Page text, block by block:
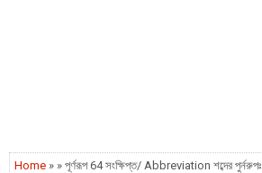
Home » » পূর্ণরূপ 64 সংক্ষিপ্ত/ Abbreviation শব্দের পুর্নরুপঃ